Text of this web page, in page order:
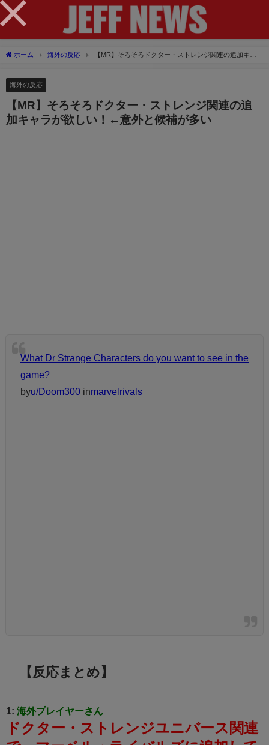
ホーム 海外の反応
【MR】そろそろドクター・ストレンジ関連の追加キャ
海外の反応
【MR】そろそろドクター・ストレンジ関連の追
加キャラが欲しい！←意外と候補が多い
What Dr Strange Characters do you want to see in the
game?
byu/Doom300 inmarvelrivals
【反応まとめ】
1: 海外プレイヤーさん
ドクター・ストレンジユニバース関連
×